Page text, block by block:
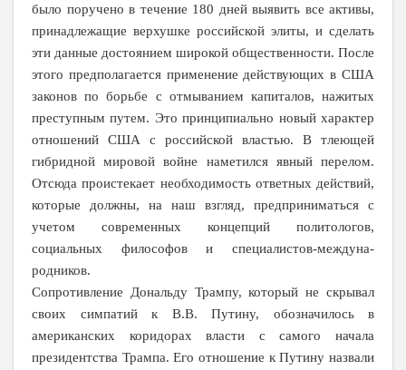
было поручено в течение 180 дней выявить все активы,
принадлежащие верхушке российской элиты, и сделать
эти данные достоянием широкой общественности. После
этого предполагается применение действующих в США
законов по борьбе с отмыванием капиталов, нажитых
преступным путем. Это принципиально новый характер
отношений США с российской властью. В тлеющей
гибридной мировой войне наметился явный перелом.
Отсюда проистекает необходимость ответных действий,
которые должны, на наш взгляд, предприниматься с
учетом современных концепций политологов,
социальных философов и специалистов-междуна-
родников.
Сопротивление Дональду Трампу, который не скрывал
своих симпатий к В.В. Путину, обозначилось в
американских коридорах власти с самого начала
президентства Трампа. Его отношение к Путину назвали